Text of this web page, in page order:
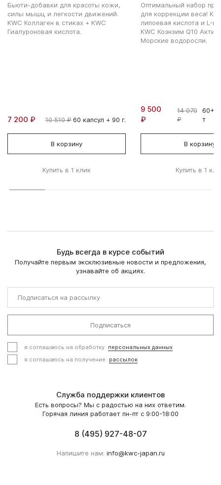
Бьюти-добавки для красоты кожи,
силы мышц и легкости движений.
KWC Коллаген в стиках + KWC
Гиалуроновая кислота.
7 200 ₽ 10 510 ₽60 капсул + 90 г.
В корзину
Купить в 1 клик
Оптимальный набор
для коррекции веса!
липоевая кислота и L-
KWC Коэнзим Q10 Актив
Морские водоросли.
9 500
₽
14 070
₽
т
В корзину
Купить в 1
Будь всегда в курсе событий
Получайте первым эксклюзивные новости и предложения,
узнавайте об акциях.
Подписаться
я соглашаюсь на обработку персональных данных
я соглашаюсь на получение
рассылок
Служба поддержки клиентов
Есть вопросы? Мы с радостью на них ответим.
Горячая линия работает пн-пт с 9:00-18:00
8 (495) 927-48-07
Напишите нам: info@kwc-japan.ru